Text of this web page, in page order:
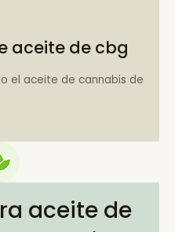
aceite de cbg
el aceite de cannabis de
aceite de